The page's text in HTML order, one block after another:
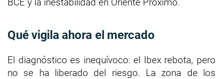
Qué vigila ahora el mercado
El diagnóstico es inequívoco: el Ibex rebota, pero
no se ha liberado del riesgo. La zona de los